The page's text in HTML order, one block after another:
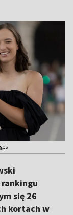
się 26
kortach w